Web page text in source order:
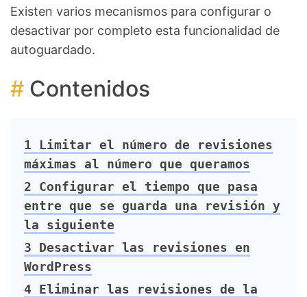
Existen varios mecanismos para configurar o
desactivar por completo esta funcionalidad de
autoguardado.
Contenidos
1 Limitar el número de revisiones
máximas al número que queramos
2 Configurar el tiempo que pasa
entre que se guarda una revisión y
la siguiente
3 Desactivar las revisiones en
WordPress
4 Eliminar las revisiones de la